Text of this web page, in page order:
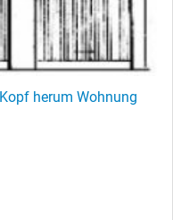
herum Wohnung